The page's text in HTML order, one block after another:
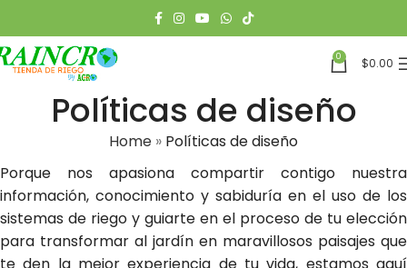
0 $0.00
Políticas de diseño
Home » Políticas de diseño
Porque nos apasiona compartir contigo nuestra
información, conocimiento y sabiduría en el uso de los
sistemas de riego y guiarte en el proceso de tu elección
para transformar al jardín en maravillosos paisajes que